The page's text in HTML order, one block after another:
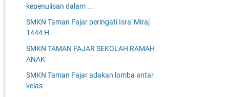
kepenulisan dalam ...
SMKN Taman Fajar peringati Isra' Miraj
1444 H
SMKN TAMAN FAJAR SEKOLAH RAMAH
ANAK
SMKN Taman Fajar adakan lomba antar
kelas